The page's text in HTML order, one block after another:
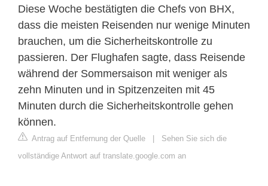
Diese Woche bestätigten die Chefs von BHX,
dass die meisten Reisenden nur wenige Minuten
brauchen, um die Sicherheitskontrolle zu
passieren. Der Flughafen sagte, dass Reisende
während der Sommersaison mit weniger als
zehn Minuten und in Spitzenzeiten mit 45
Minuten durch die Sicherheitskontrolle gehen
können.
Antrag auf Entfernung der Quelle | Sehen Sie sich die
vollständige Antwort auf translate.google.com an